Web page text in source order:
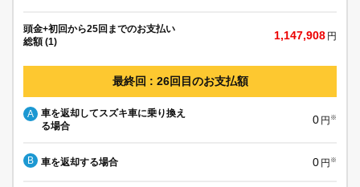
頭金+初回から25回までのお支払い
総額 (1)
1,147,908 円
最終回 : 26回目のお支払額
A
車を返却してスズキ車に乗り換え
る場合
0 円 ※
B 車を返却する場合 0 円 ※